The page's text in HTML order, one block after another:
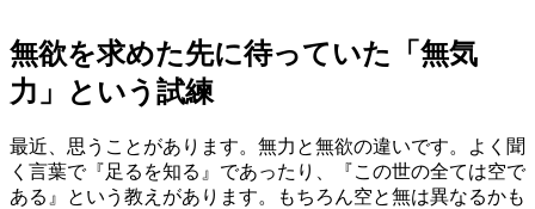
無欲を求めた先に待っていた「無気
力」という試練
最近、思うことがあります。無力と無欲の違いです。よく聞
く言葉で『足るを知る』であったり、『この世の全ては空で
ある』という教えがあります。もちろん空と無は異なるかも